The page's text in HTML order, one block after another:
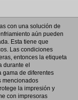
con una solución de
aún pueden
Esta tiene que
Las condiciones
entonces la etiqueta
durante el
gama de diferentes
mencionados
la impresión y
con impresoras